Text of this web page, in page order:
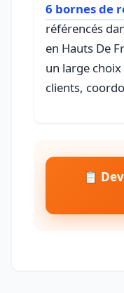
6 bornes de
référencés
en Hauts De
un large
clients,
📋